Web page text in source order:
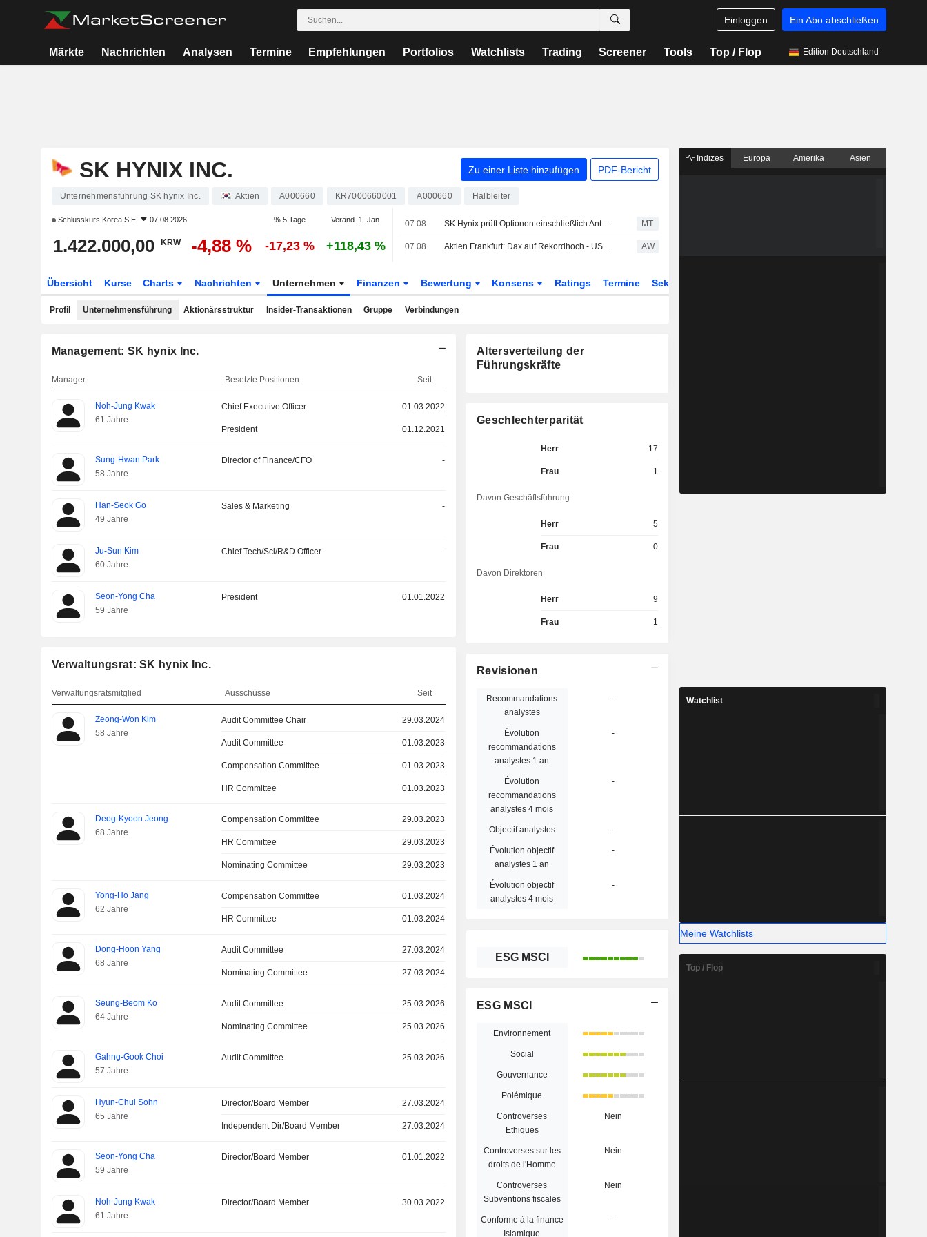
Einloggen Ein Abo abschließen
Märkte Nachrichten Analysen Termine Empfehlungen Portfolios Watchlists Trading Screener Tools Top / Flop Edition Deutschland
SK HYNIX INC. Zu einer Liste hinzufügen PDF-Bericht
Unternehmensführung SK hynix Inc. Aktien A000660 KR7000660001 A000660 Halbleiter
Schlusskurs Korea S.E. 07.08.2026 % 5 Tage Veränd. 1. Jan.
1.422.000,00 KRW -4,88 % -17,23 % +118,43 %
07.08. SK Hynix prüft Optionen einschließlich Anteilsverkauf für Werk in Chongqing MT
07.08. Aktien Frankfurt: Dax auf Rekordhoch - US-Jobdaten mindern Zinssorgen AW
Übersicht Kurse Charts Nachrichten Unternehmen Finanzen Bewertung Konsens Ratings Termine Sektor
Profil Unternehmensführung Aktionärsstruktur Insider-Transaktionen Gruppe Verbindungen
Management: SK hynix Inc.
Manager Besetzte Positionen Seit
Noh-Jung Kwak
61 Jahre
Chief Executive Officer 01.03.2022
President 01.12.2021
Sung-Hwan Park
58 Jahre
Director of Finance/CFO -
Han-Seok Go
49 Jahre
Sales & Marketing -
Ju-Sun Kim
60 Jahre
Chief Tech/Sci/R&D Officer -
Seon-Yong Cha
59 Jahre
President 01.01.2022
Verwaltungsrat: SK hynix Inc.
Verwaltungsratsmitglied Ausschüsse Seit
Zeong-Won Kim
58 Jahre
Audit Committee Chair 29.03.2024
Audit Committee 01.03.2023
Compensation Committee 01.03.2023
HR Committee 01.03.2023
Deog-Kyoon Jeong
68 Jahre
Compensation Committee 29.03.2023
HR Committee 29.03.2023
Nominating Committee 29.03.2023
Yong-Ho Jang
62 Jahre
Compensation Committee 01.03.2024
HR Committee 01.03.2024
Dong-Hoon Yang
68 Jahre
Audit Committee 27.03.2024
Nominating Committee 27.03.2024
Seung-Beom Ko
64 Jahre
Audit Committee 25.03.2026
Nominating Committee 25.03.2026
Gahng-Gook Choi
57 Jahre
Audit Committee 25.03.2026
Hyun-Chul Sohn
65 Jahre
Director/Board Member 27.03.2024
Independent Dir/Board Member 27.03.2024
Seon-Yong Cha
59 Jahre
Director/Board Member 01.01.2022
Noh-Jung Kwak
61 Jahre
Director/Board Member 30.03.2022
Altersverteilung der
Führungskräfte
Geschlechterparität
Herr 17
Frau 1
Davon Geschäftsführung
Herr 5
Frau 0
Davon Direktoren
Herr 9
Frau 1
Revisionen
Recommandations
analystes
-
Évolution
recommandations
analystes 1 an
-
Évolution
recommandations
analystes 4 mois
-
Objectif analystes -
Évolution objectif
analystes 1 an
-
Évolution objectif
analystes 4 mois
-
ESG MSCI
ESG MSCI
Environnement
Social
Gouvernance
Polémique
Controverses
Ethiques
Nein
Controverses sur les
droits de l'Homme
Nein
Controverses
Subventions fiscales
Nein
Conforme à la finance
Islamique
-
Indizes Europa Amerika Asien
Watchlist
Meine Watchlists
Top / Flop